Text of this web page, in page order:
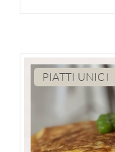
PIATTI UNICI